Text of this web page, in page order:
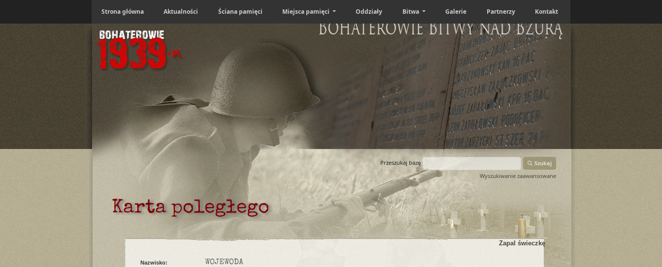
Strona główna Aktualności Ściana pamięci Miejsca pamięci Oddziały Bitwa Galerie Partnerzy Kontakt
Bohaterowie Bitwy nad Bzurą
Przeszukaj bazę
Szukaj
Wyszukiwanie zaawansowane
Karta poległego
Zapal świeczkę
Nazwisko: WOJEWODA